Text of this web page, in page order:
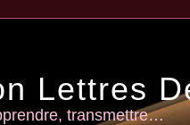
Lettres
transmettre…